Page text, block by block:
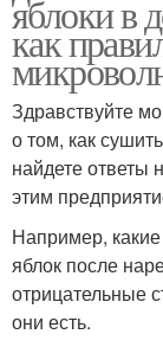
яблоки в
как
Здравствуйте
о том, как
найдете ответы
этим
Например,
яблок после
отрицательные
они есть.